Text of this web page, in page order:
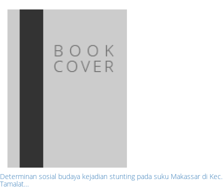
Determinan sosial budaya kejadian stunting pada suku Makassar di Kec.
Tamalat…